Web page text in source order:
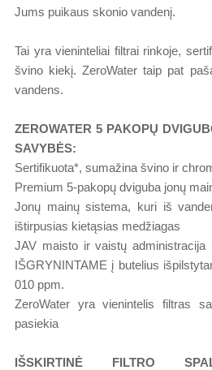
Jums puikaus skonio vandenį.
Tai yra vieninteliai filtrai rinkoje,
švino kiekį. ZeroWater taip pat
vandens.
ZEROWATER 5 PAKOPŲ
SAVYBĖS:
Sertifikuota*, sumažina švino ir
Premium 5-pakopų dviguba jonų
Jonų mainų sistema, kuri iš
ištirpusias kietąsias medžiagas
JAV maisto ir vaistų administracija
IŠGRYNINTAME į butelius
010 ppm.
ZeroWater yra vienintelis filtras
pasiekia
IŠSKIRTINĖ FILTRO